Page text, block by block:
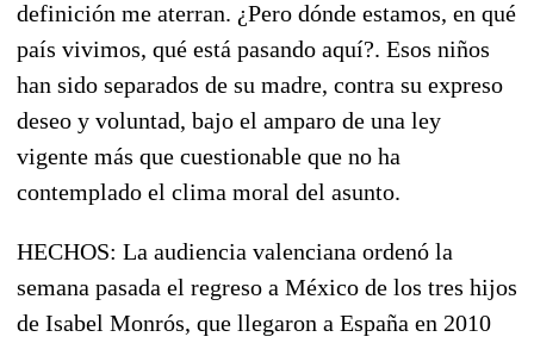
definición me aterran. ¿Pero dónde estamos, en qué
país vivimos, qué está pasando aquí?. Esos niños
han sido separados de su madre, contra su expreso
deseo y voluntad, bajo el amparo de una ley
vigente más que cuestionable que no ha
contemplado el clima moral del asunto.
HECHOS: La audiencia valenciana ordenó la
semana pasada el regreso a México de los tres hijos
de Isabel Monrós, que llegaron a España en 2010